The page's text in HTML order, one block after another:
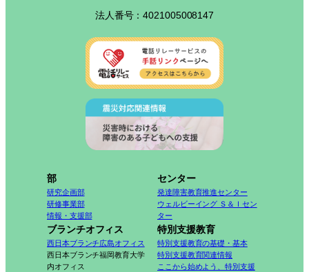
法人番号：4021005008147
部
研究企画部
研修事業部
情報・支援部
センター
発達障害教育推進センター
ウェルビーイング Ｓ＆Ｉセン
ター
ブランチオフィス
西日本ブランチ広島オフィス
西日本ブランチ福岡教育大学
内オフィス
特別支援教育
特別支援教育の基礎・基本
特別支援教育関連情報
ここから始めよう、特別支援